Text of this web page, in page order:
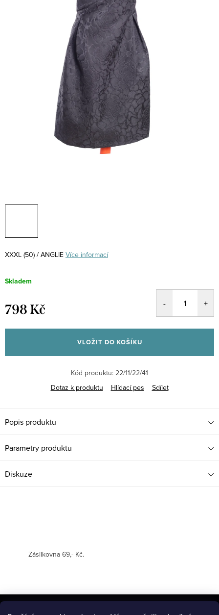
XXXL (50) / ANGLIE Více informací
Skladem
798 Kč
cena:
VLOŽIT DO KOŠÍKU
Kód produktu: 22/11/22/41
Dotaz k produktu
Hlídací pes Sdílet
Popis produktu
Parametry produktu
Diskuze
Zásilkovna 69,- Kč.
Z